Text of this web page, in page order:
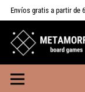
Envíos gratis a partir de